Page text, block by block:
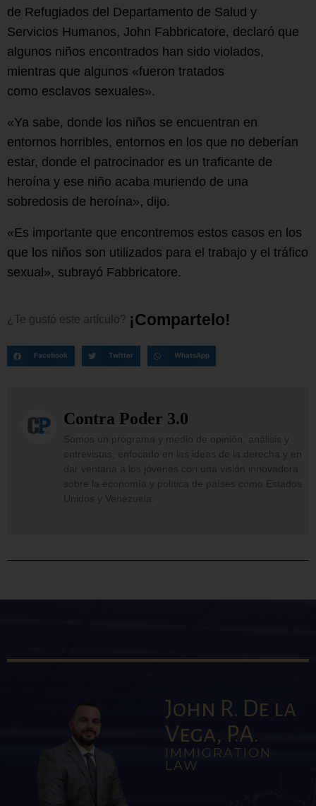
de Refugiados del Departamento de Salud y
Servicios Humanos, John Fabbricatore, declaró que
algunos niños encontrados han sido violados,
mientras que algunos «fueron tratados
como esclavos sexuales».
«Ya sabe, donde los niños se encuentran en
entornos horribles, entornos en los que no deberían
estar, donde el patrocinador es un traficante de
heroína y ese niño acaba muriendo de una
sobredosis de heroína», dijo.
«Es importante que encontremos estos casos en los
que los niños son utilizados para el trabajo y el tráfico
sexual», subrayó Fabbricatore.
¿Te gustó este artículo? ¡Compartelo!
Facebook Twitter WhatsApp
Contra Poder 3.0
Somos un programa y medio de opinión, análisis y
entrevistas, enfocado en las ideas de la derecha y en
dar ventana a los jóvenes con una visión innovadora
sobre la economía y política de países como Estados
Unidos y Venezuela.
John R. De la
Vega, P.A.
IMMIGRATION
LAW